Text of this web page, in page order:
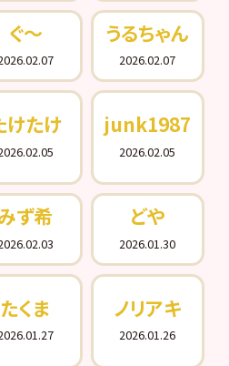
ぐ～ うるちゃん
2026.02.07
けたけ junk1987
2026.02.05
ず希 どや
2026.01.30
たくま ノリアキ
2026.01.26